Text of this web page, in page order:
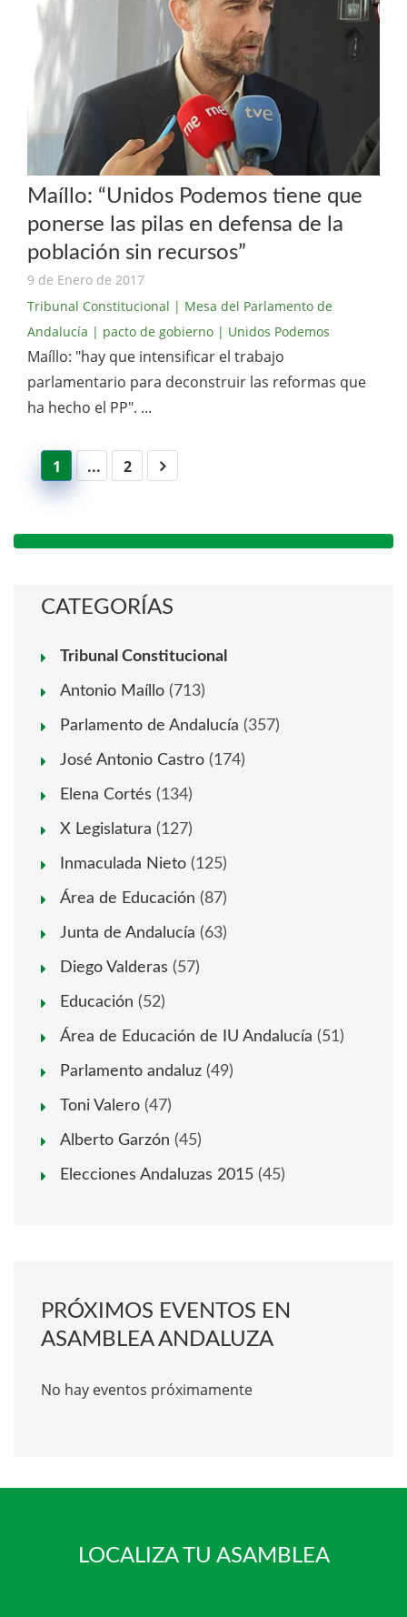
Maíllo: “Unidos Podemos tiene que
ponerse las pilas en defensa de la
población sin recursos”
9 de Enero de 2017
Tribunal Constitucional | Mesa del Parlamento de
Andalucía | pacto de gobierno | Unidos Podemos
Maíllo: "hay que intensificar el trabajo
parlamentario para deconstruir las reformas que
ha hecho el PP". ...
1 ... 2
CATEGORÍAS
Tribunal Constitucional
Antonio Maíllo (713)
Parlamento de Andalucía (357)
José Antonio Castro (174)
Elena Cortés (134)
X Legislatura (127)
Inmaculada Nieto (125)
Área de Educación (87)
Junta de Andalucía (63)
Diego Valderas (57)
Educación (52)
Área de Educación de IU Andalucía (51)
Parlamento andaluz (49)
Toni Valero (47)
Alberto Garzón (45)
Elecciones Andaluzas 2015 (45)
PRÓXIMOS EVENTOS EN
ASAMBLEA ANDALUZA
No hay eventos próximamente
LOCALIZA TU ASAMBLEA